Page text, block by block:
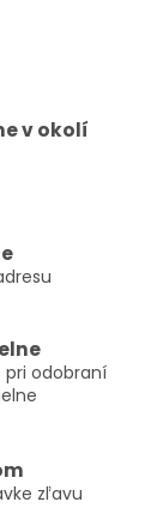
v okolí
odobraní
zľavu